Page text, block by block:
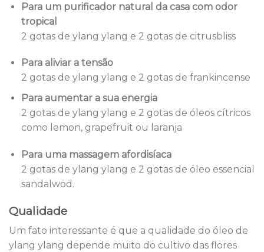
Para um purificador natural da casa com odor
tropical
2 gotas de ylang ylang e 2 gotas de citrusbliss
Para aliviar a tensão
2 gotas de ylang ylang e 2 gotas de frankincense
Para aumentar a sua energia
2 gotas de ylang ylang e 2 gotas de óleos cítricos
como lemon, grapefruit ou laranja
Para uma massagem afordisíaca
2 gotas de ylang ylang e 2 gotas de óleo essencial
sandalwod.
Qualidade
Um fato interessante é que a qualidade do óleo de
ylang ylang depende muito do cultivo das flores